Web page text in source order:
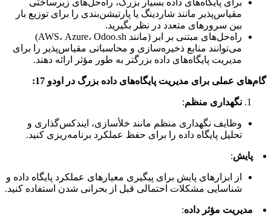
برای پایگاه‌های داده بسیار بزرگ، راه‌حل‌های زیرساختی
مقیاس‌پذیر مانند شاردینگ یا پارتیشن‌بندی را برای توزیع بار
بین سرورهای متعدد در نظر بگیرید.
راه‌حل‌های مبتنی بر ابر (مانند AWS، Azure، Odoo.sh)
می‌توانند منابع ذخیره‌سازی و محاسباتی مقیاس‌پذیر را برای
مدیریت پایگاه‌های داده بزرگتر به طور مؤثر ارائه دهند.
گام‌های عملی برای مدیریت پایگاه‌های داده بزرگ در اودو 17:
نگهداری منظم:
وظایف نگهداری منظم مانند خلأسازی، ایندکس‌گذاری و
تحلیل پایگاه داده را برای حفظ عملکرد برنامه‌ریزی کنید.
پایش:
از ابزارهای پایش برای پیگیری معیارهای عملکرد پایگاه داده و
شناسایی مشکلات احتمالی قبل از بحرانی شدن استفاده کنید.
مدیریت مؤثر داده: